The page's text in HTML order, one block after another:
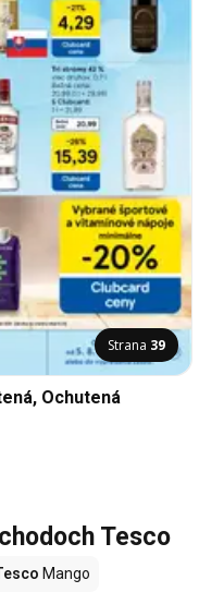
Strana 39
Ochutená
Tesco
Mango